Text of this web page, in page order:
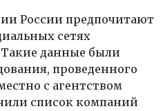
России предпочитают
сетях
данные были
проведенного
с агентством
список компаний